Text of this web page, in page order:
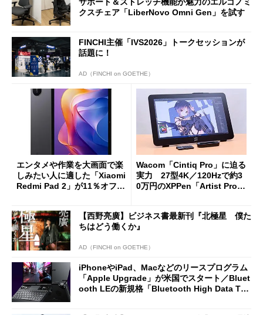
クスチェア「LiberNovo Omni Gen」を試す
FINCHI主催「IVS2026」トークセッションが
話題に！
AD（FINCHI on GOETHE）
エンタメや作業を大画面で楽
しみたい人に適した「Xiaomi
Redmi Pad 2」が11％オフの
Wacom「Cintiq Pro」に迫る
実力 27型4K／120Hzで約3
0万円のXPPen「Artist Pro 2
【西野亮廣】ビジネス書最新刊『北極星 僕た
ちはどう働くか』
AD（FINCHI on GOETHE）
iPhoneやiPad、Macなどのリースプログラム
「Apple Upgrade」が米国でスタート／Bluet
ooth LEの新規格「Bluetooth High Data Thr